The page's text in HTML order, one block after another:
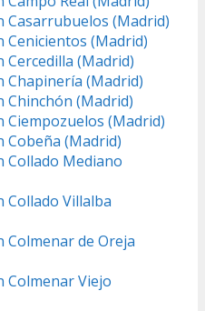
Casarrubuelos (Madrid)
Cenicientos (Madrid)
Cercedilla (Madrid)
Chapinería (Madrid)
Chinchón (Madrid)
Ciempozuelos (Madrid)
Cobeña (Madrid)
Collado Mediano
Collado Villalba
Colmenar de Oreja
Colmenar Viejo